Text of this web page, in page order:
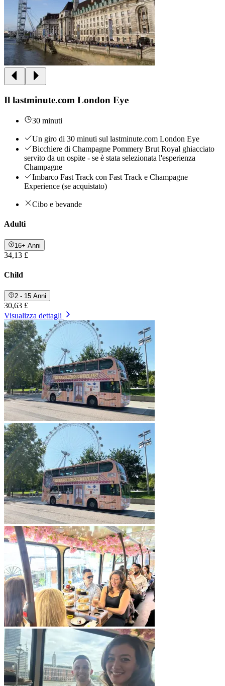
Il lastminute.com London Eye
30 minuti
Un giro di 30 minuti sul lastminute.com London Eye
Bicchiere di Champagne Pommery Brut Royal ghiacciato
servito da un ospite - se è stata selezionata l'esperienza
Champagne
Imbarco Fast Track con Fast Track e Champagne
Experience (se acquistato)
Cibo e bevande
Adulti
16+ Anni
34,13 £
Child
2 - 15 Anni
30,63 £
Visualizza dettagli